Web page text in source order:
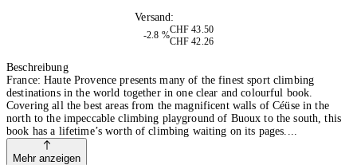
Versand:
-2.8 %
CHF 43.50
CHF 42.26
Beschreibung
France: Haute Provence presents many of the finest sport climbing
destinations in the world together in one clear and colourful book.
Covering all the best areas from the magnificent walls of Céüse in the
north to the impeccable climbing playground of Buoux to the south, this
book has a lifetime’s worth of climbing waiting on its pages.
Mehr anzeigen